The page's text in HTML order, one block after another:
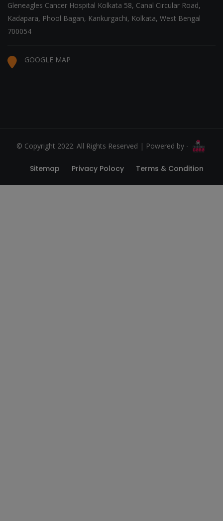
Gleneagles Cancer Hospital Kolkata 58, Canal Circular Road,
Kadapara, Phool Bagan, Kankurgachi, Kolkata, West Bengal
700054
GOOGLE MAP
© Copyright 2022. All Rights Reserved | Powered by -
Sitemap Privacy Polocy Terms & Condition